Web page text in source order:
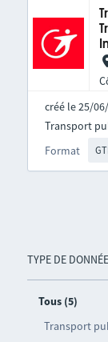
TYPE DE
Tous (5)
Transport
créé le 25/
Format
Transport